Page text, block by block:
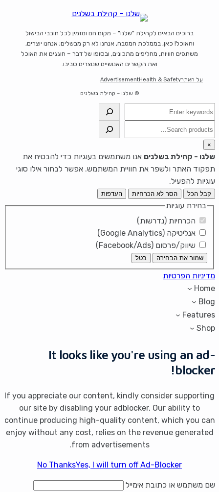
ברוכים הבאים לקהילת "שלנו" – מקום חם ומזמין לכל חובבי הבישול
והאוכל! כאן, בממלכת המטבח, אנחנו לא רק מבשלים; אנחנו יוצרים,
משתפים חוויות, מחליפים מתכונים, ובסופו של דבר – חוגגים את האוכל
ואת הקשרים האנושיים שנוצרים סביבו.
על האתרHealth & Safety
Advertisement
© שלנו – קהילת בשלנים
חיפוש
חיפוש
×
שלנו - קהילת בשלנים אנו משתמשים בעוגיות כדי להבטיח את
תפקוד האתר ולשפר את חוויית המשתמש. אפשר לבחור אילו סוגי
עוגיות להפעיל.
קבל הכל הסר לא הכרחיות העדפות
בחירת עוגיות
הכרחיות (נדרשות)
אנליטיקה (Google Analytics)
שיווק/פרסום (Facebook/Ads)
שמור את הבחירה בטל
מדיניות הפרטיות
Home
Blog
Features
Shop
It looks like you're using an ad-
blocker!
If you appreciate our content, kindly consider supporting
our site by disabling your adblocker. Our ability to
continue producing high-quality content, which you can
enjoy without any cost, relies on the revenue generated
from advertisements.
Yes, I will turn off Ad-Blocker
No Thanks
שם משתמש או כתובת אימייל